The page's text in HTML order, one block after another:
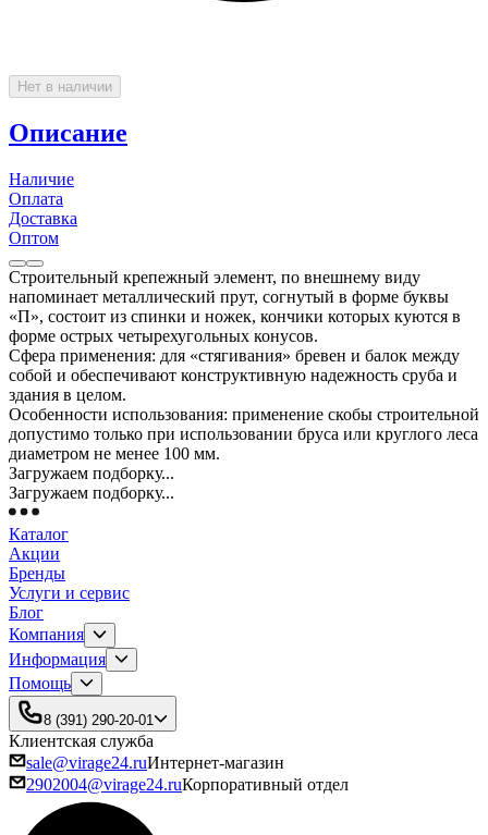
Нет в наличии
Описание
Наличие
Оплата
Доставка
Оптом
Строительный крепежный элемент, по внешнему виду
напоминает металлический прут, согнутый в форме буквы
«П», состоит из спинки и ножек, кончики которых куются в
форме острых четырехугольных конусов.
Сфера применения: для «стягивания» бревен и балок между
собой и обеспечивают конструктивную надежность сруба и
здания в целом.
Особенности использования: применение скобы строительной
допустимо только при использовании бруса или круглого леса
диаметром не менее 100 мм.
Загружаем подборку...
Загружаем подборку...
Каталог
Акции
Бренды
Услуги и сервис
Блог
Компания
Информация
Помощь
8 (391) 290-20-01
Клиентская служба
sale@virage24.ruИнтернет-магазин
2902004@virage24.ruКорпоративный отдел